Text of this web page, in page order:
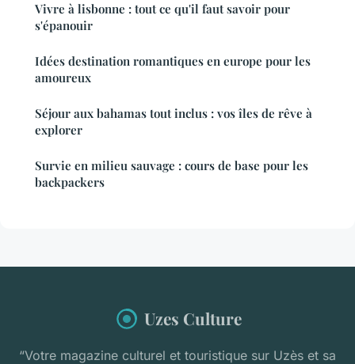
Vivre à lisbonne : tout ce qu'il faut savoir pour
s'épanouir
Idées destination romantiques en europe pour les
amoureux
Séjour aux bahamas tout inclus : vos îles de rêve à
explorer
Survie en milieu sauvage : cours de base pour les
backpackers
Uzes Culture
“Votre magazine culturel et touristique sur Uzès et sa